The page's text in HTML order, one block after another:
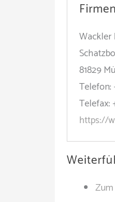
Wackler
81829
Telefon:
Telefax:
https://